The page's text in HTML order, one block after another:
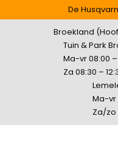
De
Broekland
Tuin & Park
Ma-vr 08:00 –
Za 08:30 –
Ma-vr
Za/